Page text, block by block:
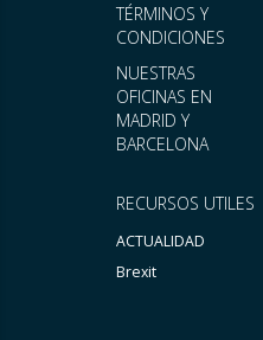
RECURSOS UTILES
ACTUALIDAD
Brexit
TÉRMINOS Y
CONDICIONES
NUESTRAS
OFICINAS EN
MADRID Y
BARCELONA